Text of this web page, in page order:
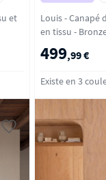
et
Louis - Canapé
en tissu -
499,99 €
Existe en 3